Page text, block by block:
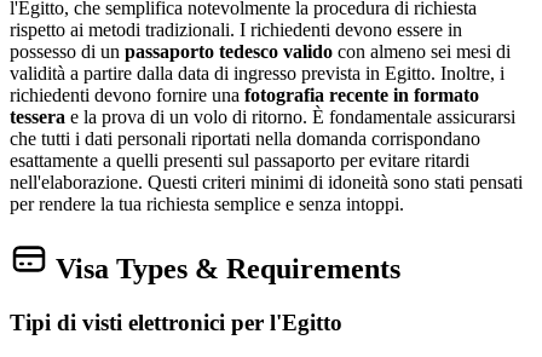
l'Egitto, che semplifica notevolmente la procedura di richiesta
rispetto ai metodi tradizionali. I richiedenti devono essere in
possesso di un passaporto tedesco valido con almeno sei mesi di
validità a partire dalla data di ingresso prevista in Egitto. Inoltre, i
richiedenti devono fornire una fotografia recente in formato
tessera e la prova di un volo di ritorno. È fondamentale assicurarsi
che tutti i dati personali riportati nella domanda corrispondano
esattamente a quelli presenti sul passaporto per evitare ritardi
nell'elaborazione. Questi criteri minimi di idoneità sono stati pensati
per rendere la tua richiesta semplice e senza intoppi.
Visa Types & Requirements
Tipi di visti elettronici per l'Egitto